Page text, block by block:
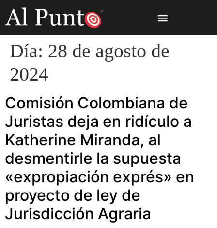
Día: 28 de agosto de
2024
Comisión Colombiana de
Juristas deja en ridículo a
Katherine Miranda, al
desmentirle la supuesta
«expropiación exprés» en
proyecto de ley de
Jurisdicción Agraria